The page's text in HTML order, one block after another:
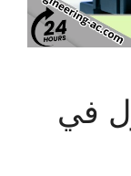
في